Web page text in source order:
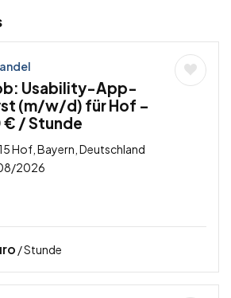
Usability-App-
(m/w/d) für Hof –
€ / Stunde
Hof, Bayern, Deutschland
2026
/ Stunde